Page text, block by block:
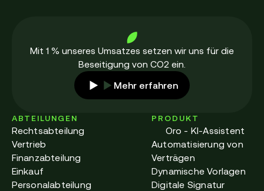
Mit 1 % unseres Umsatzes setzen wir uns für die
Beseitigung von CO2 ein.
Mehr erfahren
ABTEILUNGEN
Rechtsabteilung
Vertrieb
Finanzabteilung
Einkauf
Personalabteilung
PRODUKT
Oro - KI-Assistent
Automatisierung von
Verträgen
Dynamische Vorlagen
Digitale Signatur